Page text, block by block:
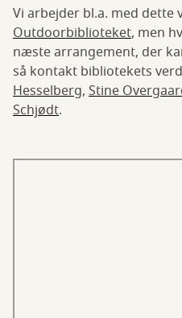
Vi arbejder bl.a. med dette
Outdoorbiblioteket, men
næste arrangement, der
så kontakt bibliotekets
Hesselberg, Stine
Schjødt.